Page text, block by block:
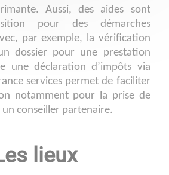
Aussi, des aides sont
pour des démarches
par exemple, la vérification
dossier pour une prestation
une déclaration d’impôts via
services permet de faciliter
notamment pour la prise de
conseiller partenaire.
lieux